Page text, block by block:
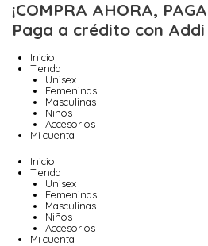
contenido
¡COMPRA AHORA,
Paga a crédito con Addi
Inicio
Tienda
Unisex
Femeninas
Masculinas
Niños
Accesorios
Mi cuenta
Inicio
Tienda
Unisex
Femeninas
Masculinas
Niños
Accesorios
Mi cuenta